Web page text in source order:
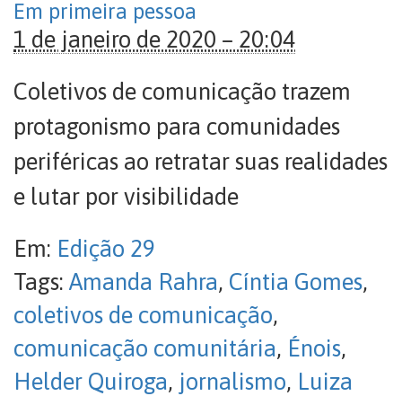
Em primeira pessoa
1 de janeiro de 2020 – 20:04
Coletivos de comunicação trazem
protagonismo para comunidades
periféricas ao retratar suas realidades
e lutar por visibilidade
Em: Edição 29
Tags: Amanda Rahra, Cíntia Gomes,
coletivos de comunicação,
comunicação comunitária, Énois,
Helder Quiroga, jornalismo, Luiza